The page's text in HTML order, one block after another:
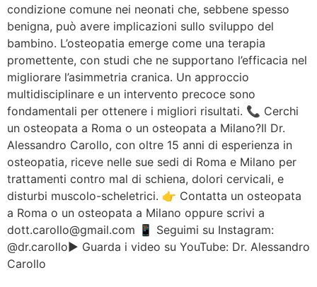
condizione comune nei neonati che, sebbene spesso
benigna, può avere implicazioni sullo sviluppo del
bambino. L’osteopatia emerge come una terapia
promettente, con studi che ne supportano l’efficacia nel
migliorare l’asimmetria cranica. Un approccio
multidisciplinare e un intervento precoce sono
fondamentali per ottenere i migliori risultati. 📞 Cerchi
un osteopata a Roma o un osteopata a Milano?Il Dr.
Alessandro Carollo, con oltre 15 anni di esperienza in
osteopatia, riceve nelle sue sedi di Roma e Milano per
trattamenti contro mal di schiena, dolori cervicali, e
disturbi muscolo-scheletrici. 👉 Contatta un osteopata
a Roma o un osteopata a Milano oppure scrivi a
dott.carollo@gmail.com 📱 Seguimi su Instagram:
@dr.carollo▶️ Guarda i video su YouTube: Dr. Alessandro
Carollo